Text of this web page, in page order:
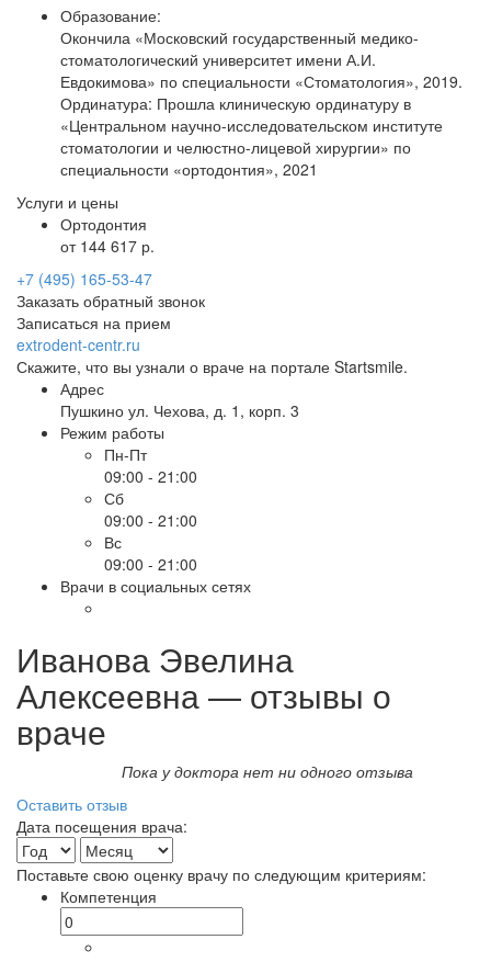
Образование:
Окончила «Московский государственный медико-
стоматологический университет имени А.И.
Евдокимова» по специальности «Стоматология», 2019.
Ординатура: Прошла клиническую ординатуру в
«Центральном научно-исследовательском институте
стоматологии и челюстно-лицевой хирургии» по
специальности «ортодонтия», 2021
Услуги и цены
Ортодонтия
от 144 617 р.
+7 (495) 165-53-47
Заказать обратный звонок
Записаться на прием
extrodent-centr.ru
Скажите, что вы узнали о враче на портале Startsmile.
Адрес
Пушкино ул. Чехова, д. 1, корп. 3
Режим работы
Пн-Пт
09:00 - 21:00
Сб
09:00 - 21:00
Вс
09:00 - 21:00
Врачи в социальных сетях
Иванова Эвелина
Алексеевна — отзывы о
враче
Пока у доктора нет ни одного отзыва
Оставить отзыв
Дата посещения врача:
Поставьте свою оценку врачу по следующим критериям:
Компетенция